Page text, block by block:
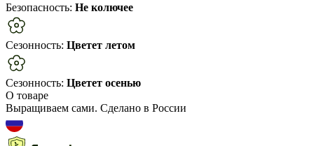
Безопасность: Не колючее
Сезонность: Цветет летом
Сезонность: Цветет осенью
О товаре
Выращиваем сами. Сделано в России